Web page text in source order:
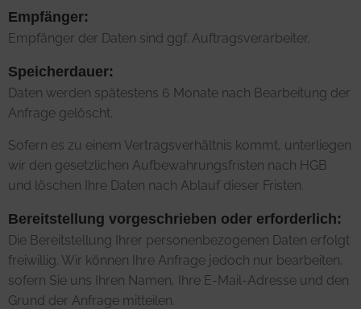
Empfänger:
Empfänger der Daten sind ggf. Auftragsverarbeiter.
Speicherdauer:
Daten werden spätestens 6 Monate nach Bearbeitung der
Anfrage gelöscht.
Sofern es zu einem Vertragsverhältnis kommt, unterliegen
wir den gesetzlichen Aufbewahrungsfristen nach HGB
und löschen Ihre Daten nach Ablauf dieser Fristen.
Bereitstellung vorgeschrieben oder erforderlich:
Die Bereitstellung Ihrer personenbezogenen Daten erfolgt
freiwillig. Wir können Ihre Anfrage jedoch nur bearbeiten,
sofern Sie uns Ihren Namen, Ihre E-Mail-Adresse und den
Grund der Anfrage mitteilen.